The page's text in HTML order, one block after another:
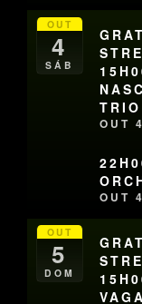
OUT
4
SÁB
TRIO
OUT
OUT
OUT
5
DOM